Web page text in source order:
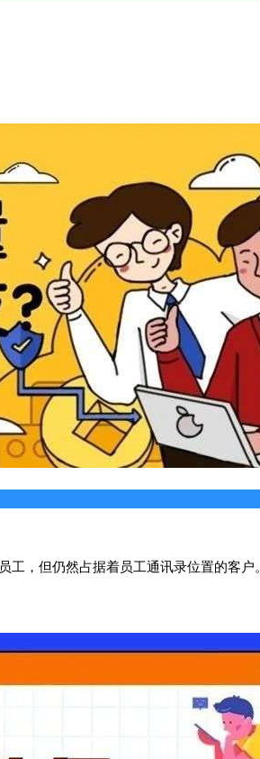
，但仍然占据着员工通讯录位置的客户。